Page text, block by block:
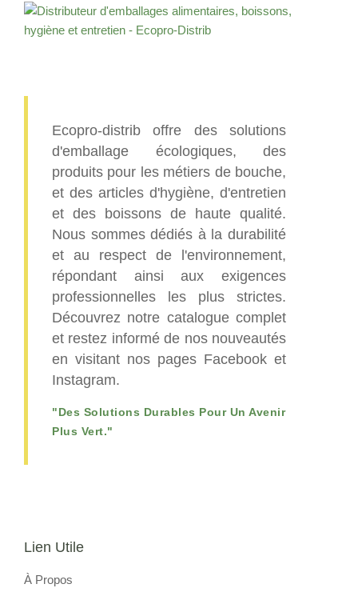
Ecopro-distrib offre des solutions
d'emballage écologiques, des
produits pour les métiers de bouche,
et des articles d'hygiène, d'entretien
et des boissons de haute qualité.
Nous sommes dédiés à la durabilité
et au respect de l'environnement,
répondant ainsi aux exigences
professionnelles les plus strictes.
Découvrez notre catalogue complet
et restez informé de nos nouveautés
en visitant nos pages Facebook et
Instagram.
"Des Solutions Durables Pour Un Avenir
Plus Vert."
Lien Utile
À Propos